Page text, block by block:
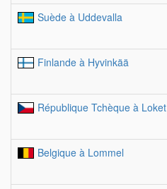
Suède à Uddevalla
Finlande à Hyvinkää
République Tchèque à Loket
Belgique à Lommel